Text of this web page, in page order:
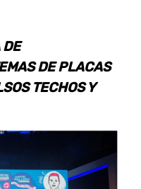
DE PLACAS
TECHOS Y